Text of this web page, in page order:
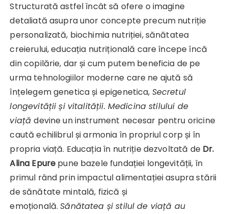
Structurată astfel încât să ofere o imagine
detaliată asupra unor concepte precum nutriție
personalizată, biochimia nutriției, sănătatea
creierului, educația nutrițională care începe încă
din copilărie, dar și cum putem beneficia de pe
urma tehnologiilor moderne care ne ajută să
înțelegem genetica și epigenetica, Secretul
longevității și vitalității. Medicina stilului de
viațădevine un instrument necesar pentru oricine
caută echilibrul și armonia în propriul corp și în
propria viață. Educația în nutriție dezvoltată deDr.
Alina Epure pune bazele fundației longevității, în
primul rând prin impactul alimentației asupra stării
de sănătate mintală, fizică și
emoțională.Sănătatea și stilul de viață au